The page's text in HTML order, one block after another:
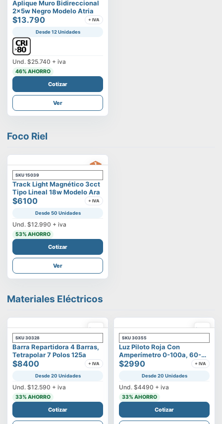
Aplique Muro Bidireccional
2x5w Negro Modelo Atria
$13.790 + IVA
Desde 12 Unidades
Und. $25.740 + iva
46% AHORRO
Cotizar
Ver
Foco Riel
SKU 15039
Track Light Magnético 3cct
Tipo Lineal 18w Modelo Ara
$6100 + IVA
Desde 50 Unidades
Und. $12.990 + iva
53% AHORRO
Cotizar
Ver
Materiales Eléctricos
SKU 30328
Barra Repartidora 4 Barras,
Tetrapolar 7 Polos 125a
$8400 + IVA
Desde 20 Unidades
Und. $12.590 + iva
33% AHORRO
Cotizar
SKU 30355
Luz Piloto Roja Con
Amperímetro 0-100a, 60-
500v
$2990 + IVA
Desde 20 Unidades
Und. $4490 + iva
33% AHORRO
Cotizar